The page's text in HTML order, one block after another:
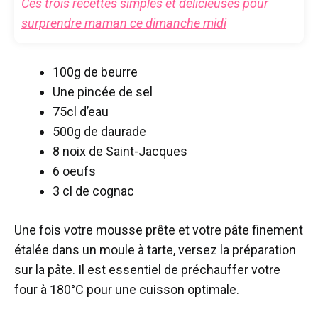
Ces trois recettes simples et délicieuses pour
surprendre maman ce dimanche midi
100g de beurre
Une pincée de sel
75cl d’eau
500g de daurade
8 noix de Saint-Jacques
6 oeufs
3 cl de cognac
Une fois votre mousse prête et votre pâte finement
étalée dans un moule à tarte, versez la préparation
sur la pâte. Il est essentiel de préchauffer votre
four à 180°C pour une cuisson optimale.